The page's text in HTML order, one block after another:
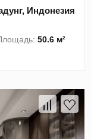
Индонезия
50.6 м²